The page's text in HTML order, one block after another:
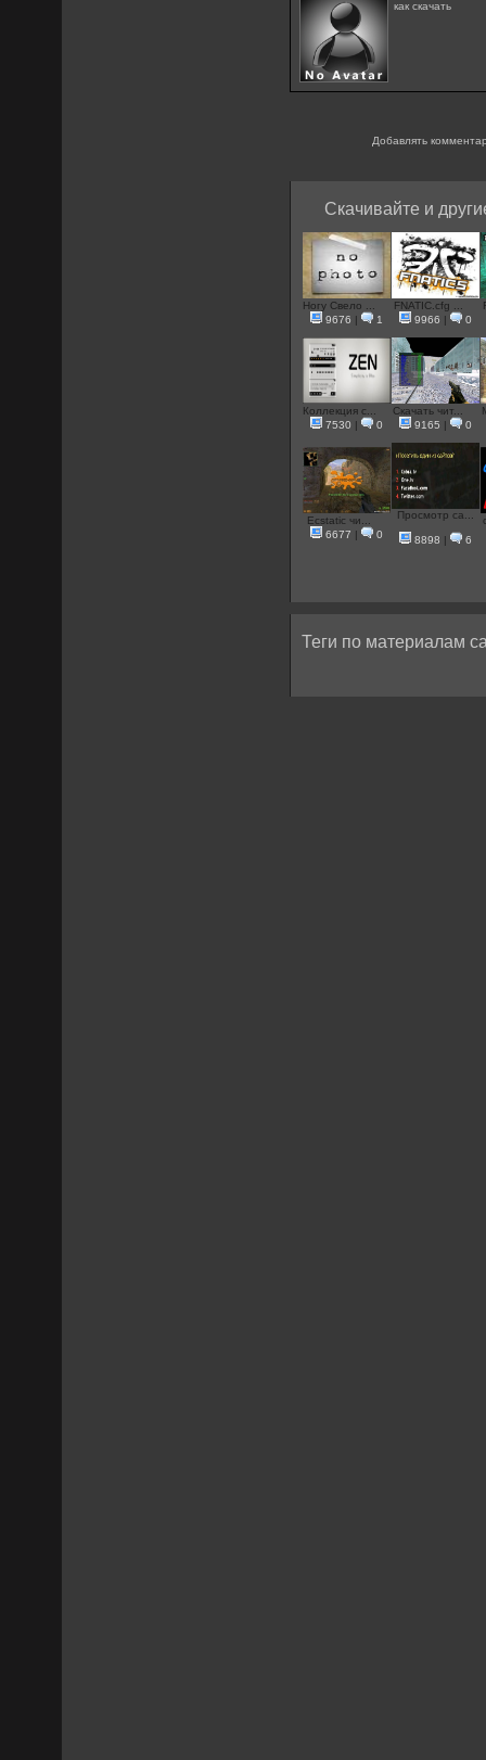
как скачать
Добавлять
Скачивайте и
Ногу Свело ...
9676 | 1
FNATIC.cfg ...
9966 | 0
Коллекция с...
7530 | 0
Скачать чит...
9165 | 0
Ecstatic чи...
6677 | 0
Просмотр са...
8898 | 6
Теги по материалам